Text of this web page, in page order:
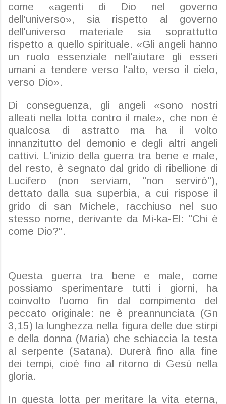
come «agenti di Dio nel governo
dell'universo», sia rispetto al governo
dell'universo materiale sia soprattutto
rispetto a quello spirituale. «Gli angeli hanno
un ruolo essenziale nell'aiutare gli esseri
umani a tendere verso l'alto, verso il cielo,
verso Dio».
Di conseguenza, gli angeli «sono nostri
alleati nella lotta contro il male», che non è
qualcosa di astratto ma ha il volto
innanzitutto del demonio e degli altri angeli
cattivi. L'inizio della guerra tra bene e male,
del resto, è segnato dal grido di ribellione di
Lucifero (non serviam, "non servirò"),
dettato dalla sua superbia, a cui rispose il
grido di san Michele, racchiuso nel suo
stesso nome, derivante da Mi-ka-El: "Chi è
come Dio?".
Questa guerra tra bene e male, come
possiamo sperimentare tutti i giorni, ha
coinvolto l'uomo fin dal compimento del
peccato originale: ne è preannunciata (Gn
3,15) la lunghezza nella figura delle due stirpi
e della donna (Maria) che schiaccia la testa
al serpente (Satana). Durerà fino alla fine
dei tempi, cioè fino al ritorno di Gesù nella
gloria.
In questa lotta per meritare la vita eterna,